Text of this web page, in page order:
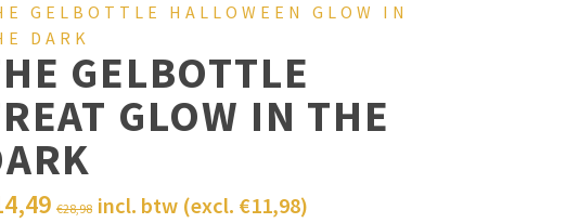
GELBOTTLE HALLOWEEN GLOW IN
DARK
GELBOTTLE
GLOW IN THE
€28,98 incl. btw (excl. €11,98)